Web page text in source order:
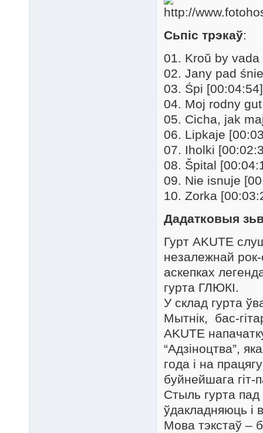
Сьпіс трэкаў:
01. Kroŭ by
02. Jany pad
03. Śpi [00:04:54]
04. Moj rodny
05. Cicha, jak
06. Lipkaje
07. Iholki
08. Špital
09. Nie isnuje
10. Zorka
Дадатковыя
Гурт AKUTE
незалежнай рок-
аскепках
гурта ГЛЮКІ.
У склад гурта
Мытнік, бас-
AKUTE
“Адзіноцтва”,
года і на
буйнейшага гіт-
Стыль гурта пад
ўдакладняюць і
Мова тэкстаў –